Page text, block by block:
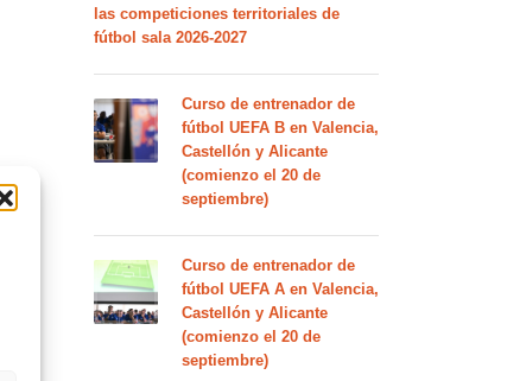
las competiciones territoriales de
fútbol sala 2026-2027
Curso de entrenador de
fútbol UEFA B en Valencia,
Castellón y Alicante
(comienzo el 20 de
septiembre)
Curso de entrenador de
fútbol UEFA A en Valencia,
Castellón y Alicante
(comienzo el 20 de
septiembre)